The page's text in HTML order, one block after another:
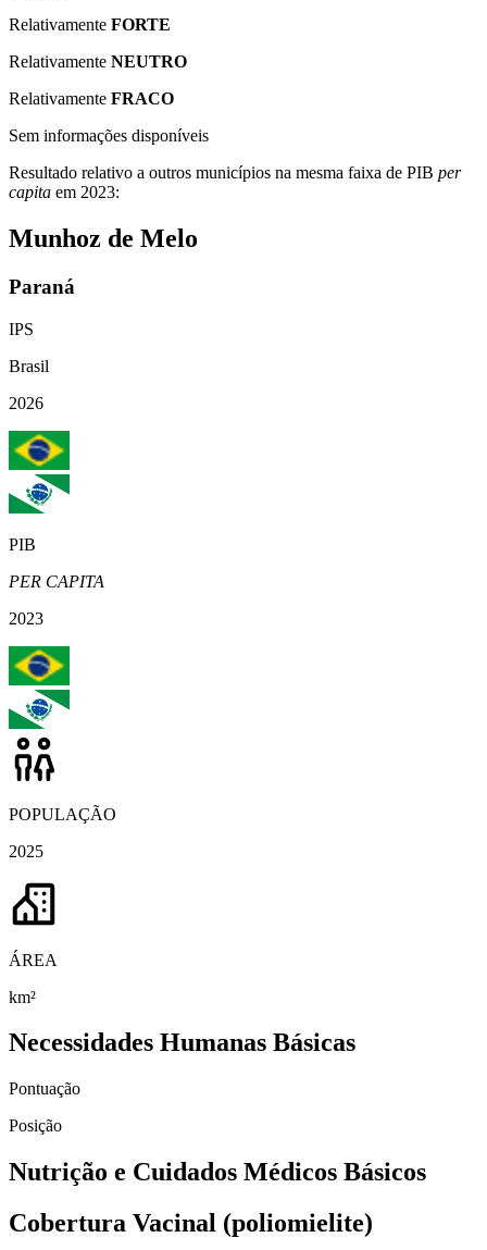
Relativamente FORTE
Relativamente NEUTRO
Relativamente FRACO
Sem informações disponíveis
Resultado relativo a outros municípios na mesma faixa de PIB per
capita em 2023:
Munhoz de Melo
Paraná
IPS
Brasil
2026
PIB
PER CAPITA
2023
POPULAÇÃO
2025
ÁREA
km²
Necessidades Humanas Básicas
Pontuação
Posição
Nutrição e Cuidados Médicos Básicos
Cobertura Vacinal (poliomielite)